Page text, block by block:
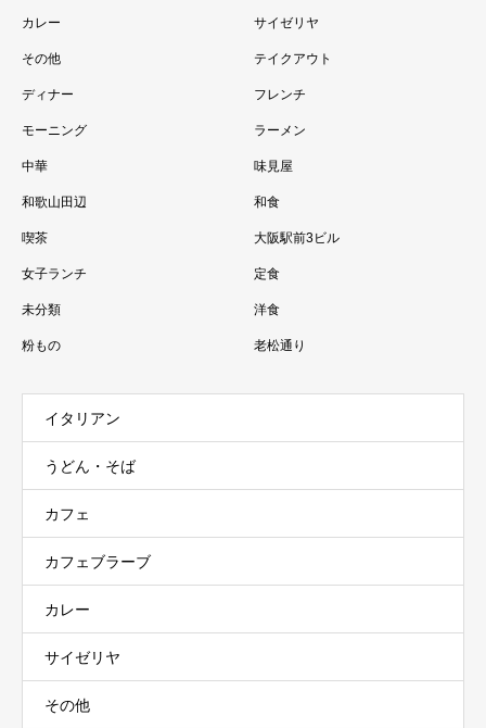
カレー サイゼリヤ
その他 テイクアウト
ディナー フレンチ
モーニング ラーメン
中華 味見屋
和歌山田辺 和食
喫茶 大阪駅前3ビル
女子ランチ 定食
未分類 洋食
粉もの 老松通り
イタリアン
うどん・そば
カフェ
カフェブラーブ
カレー
サイゼリヤ
その他